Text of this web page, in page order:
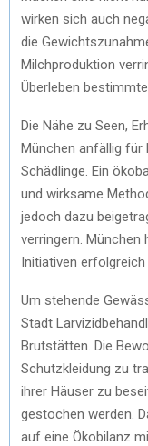
wirken sich auch
die
Milchproduktion
Überleben
Die Nähe zu Seen,
München anfällig für
Schädlinge. Ein
und wirksame
jedoch dazu
verringern. München
Initiativen
Um stehende
Stadt
Brutstätten. Die
Schutzkleidung zu
ihrer Häuser zu
gestochen werden.
auf eine Ökobilanz